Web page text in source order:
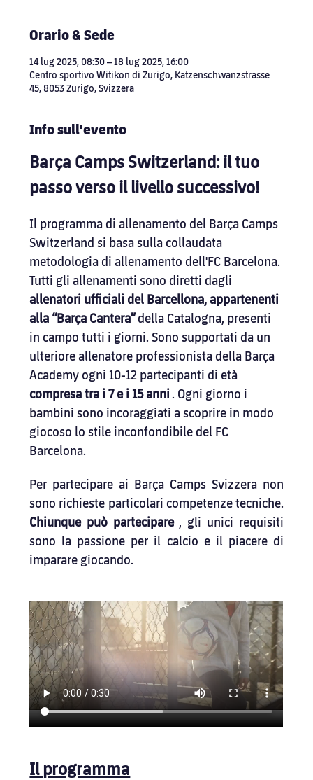
Orario & Sede
14 lug 2025, 08:30 – 18 lug 2025, 16:00
Centro sportivo Witikon di Zurigo, Katzenschwanzstrasse
45, 8053 Zurigo, Svizzera
Info sull'evento
Barça Camps Switzerland: il tuo
passo verso il livello successivo!
Il programma di allenamento del Barça Camps
Switzerland si basa sulla collaudata
metodologia di allenamento dell'FC Barcelona.
Tutti gli allenamenti sono diretti dagli
allenatori ufficiali del Barcellona, appartenenti
alla “Barça Cantera”della Catalogna, presenti
in campo tutti i giorni. Sono supportati da un
ulteriore allenatore professionista della Barça
Academy ogni 10-12 partecipanti di età
compresa tra i 7 e i 15 anni. Ogni giorno i
bambini sono incoraggiati a scoprire in modo
giocoso lo stile inconfondibile del FC
Barcelona.
Per partecipare ai Barça Camps Svizzera non
sono richieste particolari competenze tecniche.
Chiunque può partecipare , gli unici requisiti
sono la passione per il calcio e il piacere di
imparare giocando.
Il programma